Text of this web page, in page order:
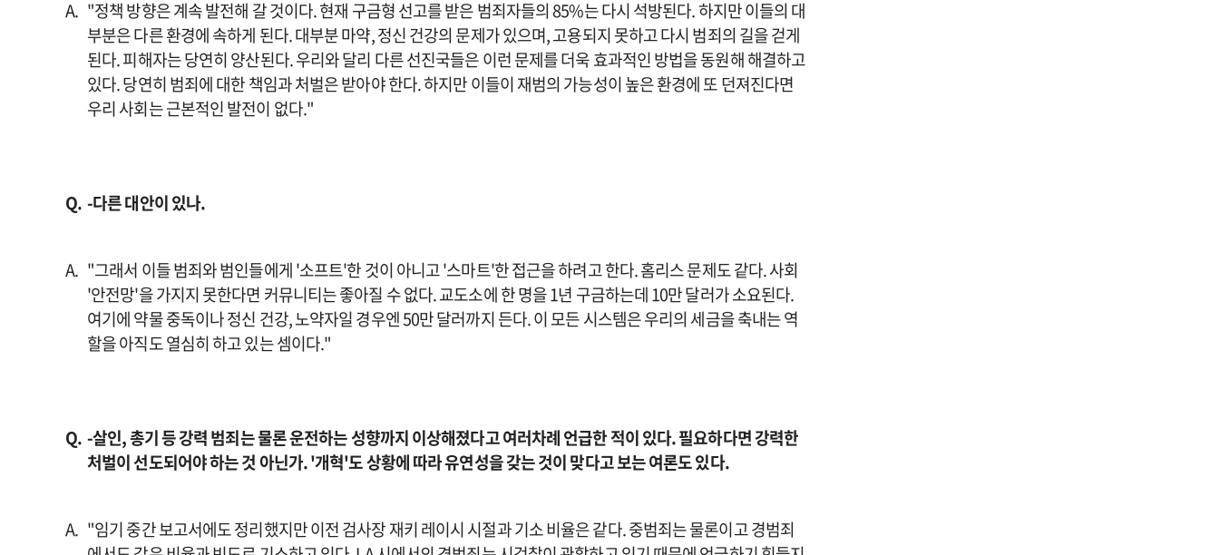
"정책 방향은 계속 발전해 갈 것이다. 현재 구금형 선고를 받은 범죄자들의 85%는 다시 석방된다. 하지만 이들의 대
부분은 다른 환경에 속하게 된다. 대부분 마약, 정신 건강의 문제가 있으며, 고용되지 못하고 다시 범죄의 길을 걷게
된다. 피해자는 당연히 양산된다. 우리와 달리 다른 선진국들은 이런 문제를 더욱 효과적인 방법을 동원해 해결하고
있다. 당연히 범죄에 대한 책임과 처벌은 받아야 한다. 하지만 이들이 재범의 가능성이 높은 환경에 또 던져진다면
우리 사회는 근본적인 발전이 없다."
-다른 대안이 있나.
"그래서 이들 범죄와 범인들에게 '소프트'한 것이 아니고 '스마트'한 접근을 하려고 한다. 홈리스 문제도 같다. 사회
'안전망'을 가지지 못한다면 커뮤니티는 좋아질 수 없다. 교도소에 한 명을 1년 구금하는데 10만 달러가 소요된다.
여기에 약물 중독이나 정신 건강, 노약자일 경우엔 50만 달러까지 든다. 이 모든 시스템은 우리의 세금을 축내는 역
할을 아직도 열심히 하고 있는 셈이다."
-살인, 총기 등 강력 범죄는 물론 운전하는 성향까지 이상해졌다고 여러차례 언급한 적이 있다. 필요하다면 강력한
처벌이 선도되어야 하는 것 아닌가. '개혁'도 상황에 따라 유연성을 갖는 것이 맞다고 보는 여론도 있다.
"임기 중간 보고서에도 정리했지만 이전 검사장 재키 레이시 시절과 기소 비율은 같다. 중범죄는 물론이고 경범죄